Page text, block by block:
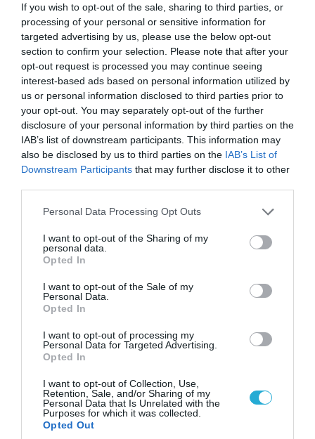
If you wish to opt-out of the sale, sharing to third parties, or
processing of your personal or sensitive information for
targeted advertising by us, please use the below opt-out
section to confirm your selection. Please note that after your
opt-out request is processed you may continue seeing
interest-based ads based on personal information utilized by
us or personal information disclosed to third parties prior to
your opt-out. You may separately opt-out of the further
disclosure of your personal information by third parties on the
IAB’s list of downstream participants. This information may
also be disclosed by us to third parties on the IAB’s List of
Downstream Participants that may further disclose it to other
Please note that this website/app uses one or more Google
not limited to your visit or usage behaviour. You may click to
grant or deny consent to Google and its third-party tags to
use your data for below specified purposes in below Google
consent section.
Personal Data Processing Opt Outs
I want to opt-out of the Sharing of my
personal data.
Opted In
I want to opt-out of the Sale of my
Personal Data.
Opted In
I want to opt-out of processing my
Personal Data for Targeted Advertising.
Opted In
I want to opt-out of Collection, Use,
Retention, Sale, and/or Sharing of my
Personal Data that Is Unrelated with the
Purposes for which it was collected.
Opted Out
Βίντεο: Ρωσική βόμβα FAB-3000 «εξαφανίζει
από τον χάρτη» σημείο διέλευσης των
ουκρανικών δυνάμεων στην Ζαπορίζια
ΠΟΛΙΤΙΚΗ
08.08.2026 | 09:02
«Η απόλυτη τραγωδία»: Η «αιχμηρή» ανάρτηση
του Αρκά για τα τατουάζ (φωτο)